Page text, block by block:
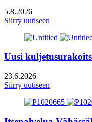
5.8.2026
Siirry uutiseen
Uusi
23.6.2026
Siirry uutiseen